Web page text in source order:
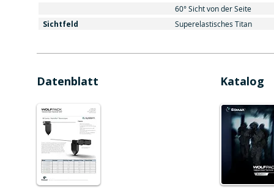
60° Sicht von der Seite
Sichtfeld Superelastisches Titan
Datenblatt Katalog